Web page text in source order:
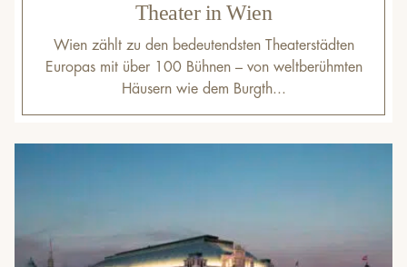
Theater in Wien
Wien zählt zu den bedeutendsten Theaterstädten
Europas mit über 100 Bühnen – von weltberühmten
Häusern wie dem Burgth...